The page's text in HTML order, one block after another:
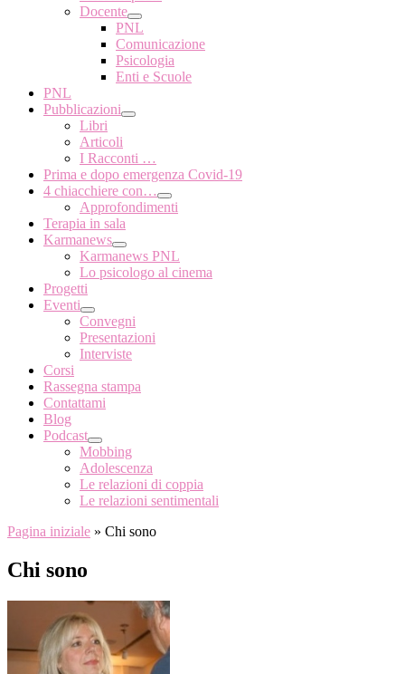
Docente
PNL
Comunicazione
Psicologia
Enti e Scuole
PNL
Pubblicazioni
Libri
Articoli
I Racconti …
Prima e dopo emergenza Covid-19
4 chiacchiere con…
Approfondimenti
Terapia in sala
Karmanews
Karmanews PNL
Lo psicologo al cinema
Progetti
Eventi
Convegni
Presentazioni
Interviste
Corsi
Rassegna stampa
Contattami
Blog
Podcast
Mobbing
Adolescenza
Le relazioni di coppia
Le relazioni sentimentali
Pagina iniziale » Chi sono
Chi sono